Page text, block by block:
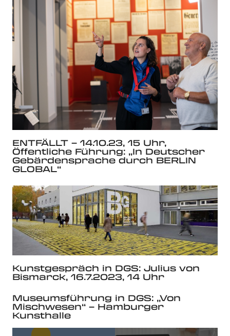
ENTFÄLLT – 14.10.23, 15 Uhr,
Öffentliche Führung: „In Deutscher
Gebärdensprache durch BERLIN
GLOBAL“
Kunstgespräch in DGS: Julius von
Bismarck, 16.7.2023, 14 Uhr
Museumsführung in DGS: „Von
Mischwesen“ – Hamburger
Kunsthalle